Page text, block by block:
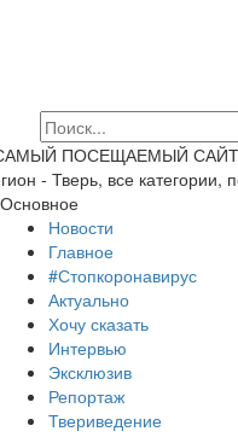
ПОСЕЩАЕМЫЙ САЙТ
- Тверь, все категории,
Основное
Новости
Главное
#Стопкоронавирус
Актуально
Хочу сказать
Интервью
Эксклюзив
Репортаж
Твериведение